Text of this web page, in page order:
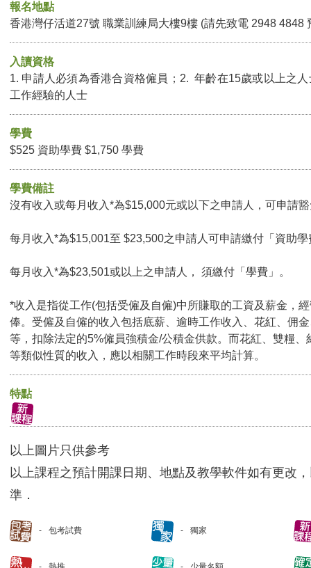
報名地點
香港灣仔活道27號 職業訓練局大樓9樓 (請先致電 2948 4848
入讀資格
1. 申請人必須為香港合資格僱員；2. 年齡在15歲或以上之
工作經驗的人士
學費
$525 資助學費 $1,750 學費
學費備註
沒有收入或每月收入*為$15,000元或以下之申請人，可申請
每月收入*為$15,001至 $23,500之申請人可申請繳付「資助學
每月收入*為$23,501或以上之申請人， 須繳付「學費」。
*收入是指從工作(包括受僱及自僱)中所賺取的工資及薪金，
俸。受僱及自僱的收入包括底薪、逾時工作收入、花紅、佣
等，扣除法定的5%僱員強積金/公積金供款。而花紅、雙糧、
等類似性質的收入，應以相關工作時段來平均計算。
特點
以上圖片只供參考
以上課程之預計開課日期、地點及教學軟件如有更改
準．
包考試費 獨家